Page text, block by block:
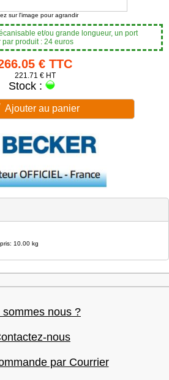
sur l'image pour agrandir
et/ou grande longueur, un port
produit : 24 euros
€ TTC
221.71 € HT
Stock :
Ajouter au panier
10.00 kg
sommes nous ?
nous
par Courrier